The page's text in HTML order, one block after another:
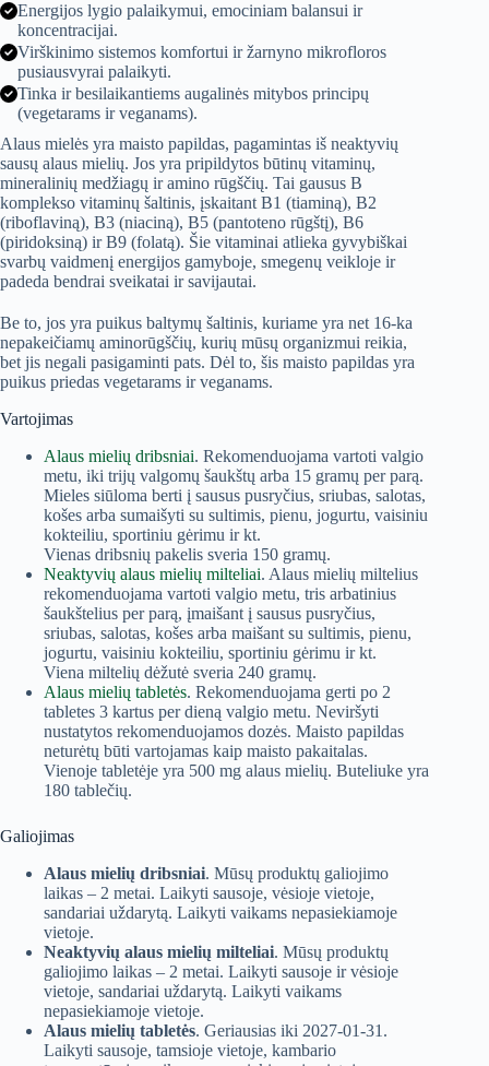
Energijos lygio palaikymui, emociniam balansui ir
koncentracijai.
Virškinimo sistemos komfortui ir žarnyno mikrofloros
pusiausvyrai palaikyti.
Tinka ir besilaikantiems augalinės mitybos principų
(vegetarams ir veganams).
Alaus mielės yra maisto papildas, pagamintas iš neaktyvių
sausų alaus mielių. Jos yra pripildytos būtinų vitaminų,
mineralinių medžiagų ir amino rūgščių. Tai gausus B
komplekso vitaminų šaltinis, įskaitant B1 (tiaminą), B2
(riboflaviną), B3 (niaciną), B5 (pantoteno rūgštį), B6
(piridoksiną) ir B9 (folatą). Šie vitaminai atlieka gyvybiškai
svarbų vaidmenį energijos gamyboje, smegenų veikloje ir
padeda bendrai sveikatai ir savijautai.
Be to, jos yra puikus baltymų šaltinis, kuriame yra net 16-ka
nepakeičiamų aminorūgščių, kurių mūsų organizmui reikia,
bet jis negali pasigaminti pats. Dėl to, šis maisto papildas yra
puikus priedas vegetarams ir veganams.
Vartojimas
Alaus mielių dribsniai. Rekomenduojama vartoti valgio
metu, iki trijų valgomų šaukštų arba 15 gramų per parą.
Mieles siūloma berti į sausus pusryčius, sriubas, salotas,
košes arba sumaišyti su sultimis, pienu, jogurtu, vaisiniu
kokteiliu, sportiniu gėrimu ir kt.
Vienas dribsnių pakelis sveria 150 gramų.
Neaktyvių alaus mielių milteliai. Alaus mielių miltelius
rekomenduojama vartoti valgio metu, tris arbatinius
šaukštelius per parą, įmaišant į sausus pusryčius,
sriubas, salotas, košes arba maišant su sultimis, pienu,
jogurtu, vaisiniu kokteiliu, sportiniu gėrimu ir kt.
Viena miltelių dėžutė sveria 240 gramų.
Alaus mielių tabletės. Rekomenduojama gerti po 2
tabletes 3 kartus per dieną valgio metu. Neviršyti
nustatytos rekomenduojamos dozės. Maisto papildas
neturėtų būti vartojamas kaip maisto pakaitalas.
Vienoje tabletėje yra 500 mg alaus mielių. Buteliuke yra
180 tablečių.
Galiojimas
Alaus mielių dribsniai. Mūsų produktų galiojimo
laikas – 2 metai. Laikyti sausoje, vėsioje vietoje,
sandariai uždarytą. Laikyti vaikams nepasiekiamoje
vietoje.
Neaktyvių alaus mielių milteliai. Mūsų produktų
galiojimo laikas – 2 metai. Laikyti sausoje ir vėsioje
vietoje, sandariai uždarytą. Laikyti vaikams
nepasiekiamoje vietoje.
Alaus mielių tabletės. Geriausias iki 2027-01-31.
Laikyti sausoje, tamsioje vietoje, kambario